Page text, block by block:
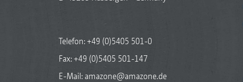
Telefon:+49 (0)5405 501-0
Fax: +49 (0)5405 501-147
E-Mail: amazone@amazone.de